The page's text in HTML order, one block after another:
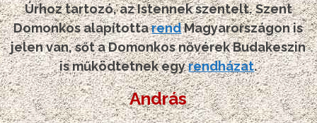
Úrhoz tartozó, az Istennek szentelt. Szent
Domonkos alapítottarendMagyarországon is
jelen van, sőt a Domonkos nővérek Budakeszin
is működtetnek egyrendházat.
András